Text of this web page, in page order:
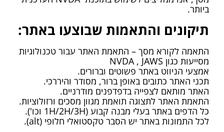
ביותר.
תיקונים והתאמות שבוצעו באתר:
התאמה לקורא מסך – התאמת האתר עבור טכנולוגיות
מסייעות כגון NVDA , JAWS
אמצעי הניווט באתר פשוטים וברורים.
תכני האתר כתובים באופן ברור, מסודר והיררכי.
האתר מותאם לצפייה בדפדפנים מודרניים.
התאמת האתר לתצוגה תואמת מגוון מסכים ורזולוציות.
כל הדפים באתר בעלי מבנה קבוע (1H/2H/3H וכו').
לכל התמונות באתר יש הסבר טקסטואלי חלופי (alt).